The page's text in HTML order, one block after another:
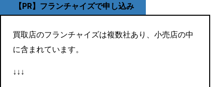
【PR】フランチャイズで申し込み
買取店のフランチャイズは複数社あり、小売店の中
に含まれています。
↓↓↓